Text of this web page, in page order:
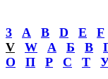
3 A B D E F
V
W А Б В
О
П Р С Т